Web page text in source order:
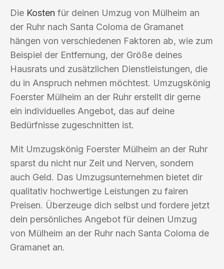
Die Kosten für deinen Umzug von Mülheim an
der Ruhr nach Santa Coloma de Gramanet
hängen von verschiedenen Faktoren ab, wie zum
Beispiel der Entfernung, der Größe deines
Hausrats und zusätzlichen Dienstleistungen, die
du in Anspruch nehmen möchtest. Umzugskönig
Foerster Mülheim an der Ruhr erstellt dir gerne
ein individuelles Angebot, das auf deine
Bedürfnisse zugeschnitten ist.
Mit Umzugskönig Foerster Mülheim an der Ruhr
sparst du nicht nur Zeit und Nerven, sondern
auch Geld. Das Umzugsunternehmen bietet dir
qualitativ hochwertige Leistungen zu fairen
Preisen. Überzeuge dich selbst und fordere jetzt
dein persönliches Angebot für deinen Umzug
von Mülheim an der Ruhr nach Santa Coloma de
Gramanet an.